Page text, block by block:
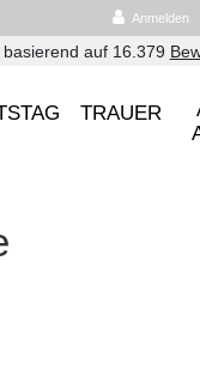
Anmelden
auf 16.379
TRAUER